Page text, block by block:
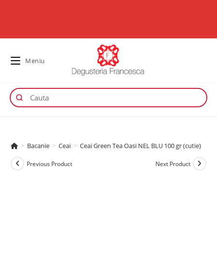
Meniu
> Bacanie > Ceai > Ceai Green Tea Oasi NEL BLU 100 gr (cutie)
Previous Product Next Product